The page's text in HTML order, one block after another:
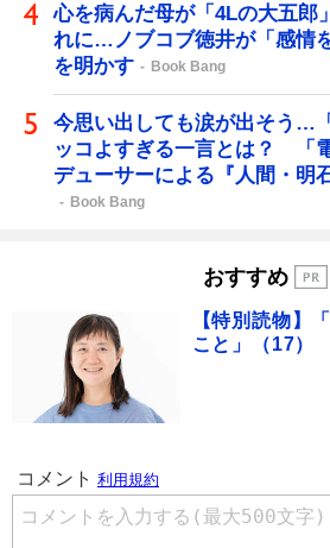
心を病んだ母が「4Lの大五郎
れに…ノブコブ徳井が「感情
を明かす
Book Bang
今思い出しても涙が出そう…
ッコよすぎる一言とは？ 「
デューサーによる『人間・明
Book Bang
おすすめ
【特別読物】
こと」（17）